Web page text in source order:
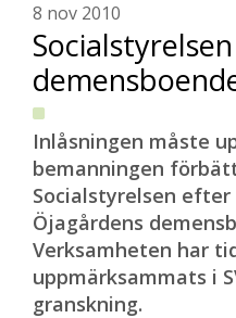
8 nov 2010
Inlåsningen måste
bemanningen
Socialstyrelsen
Öjagårdens
Verksamheten har
uppmärksammats i
granskning.